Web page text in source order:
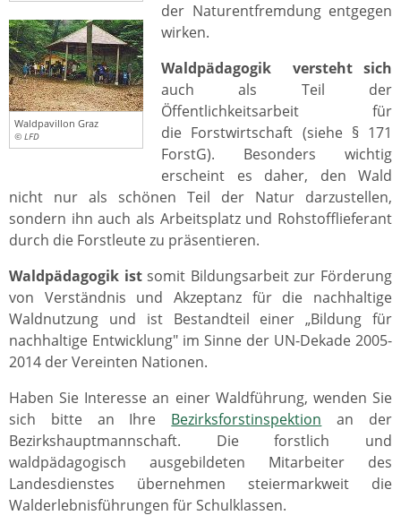
Waldpavillon Graz
© LFD
der Naturentfremdung entgegen
wirken.
Waldpädagogik
versteht sich
auch als Teil der
Öffentlichkeitsarbeit für
die Forstwirtschaft (siehe § 171
ForstG). Besonders wichtig
erscheint es daher, den Wald
nicht nur als schönen Teil der Natur darzustellen,
sondern ihn auch als Arbeitsplatz und Rohstofflieferant
durch die Forstleute zu präsentieren.
Waldpädagogik istsomit Bildungsarbeit zur Förderung
von Verständnis und Akzeptanz für die nachhaltige
Waldnutzung und ist Bestandteil einer „Bildung für
nachhaltige Entwicklung" im Sinne der UN-Dekade 2005-
2014 der Vereinten Nationen.
Haben Sie Interesse an einer Waldführung, wenden Sie
sich bitte an Ihre Bezirksforstinspektion an der
Bezirkshauptmannschaft. Die forstlich und
waldpädagogisch ausgebildeten Mitarbeiter des
Landesdienstes übernehmen steiermarkweit die
Walderlebnisführungen für Schulklassen.